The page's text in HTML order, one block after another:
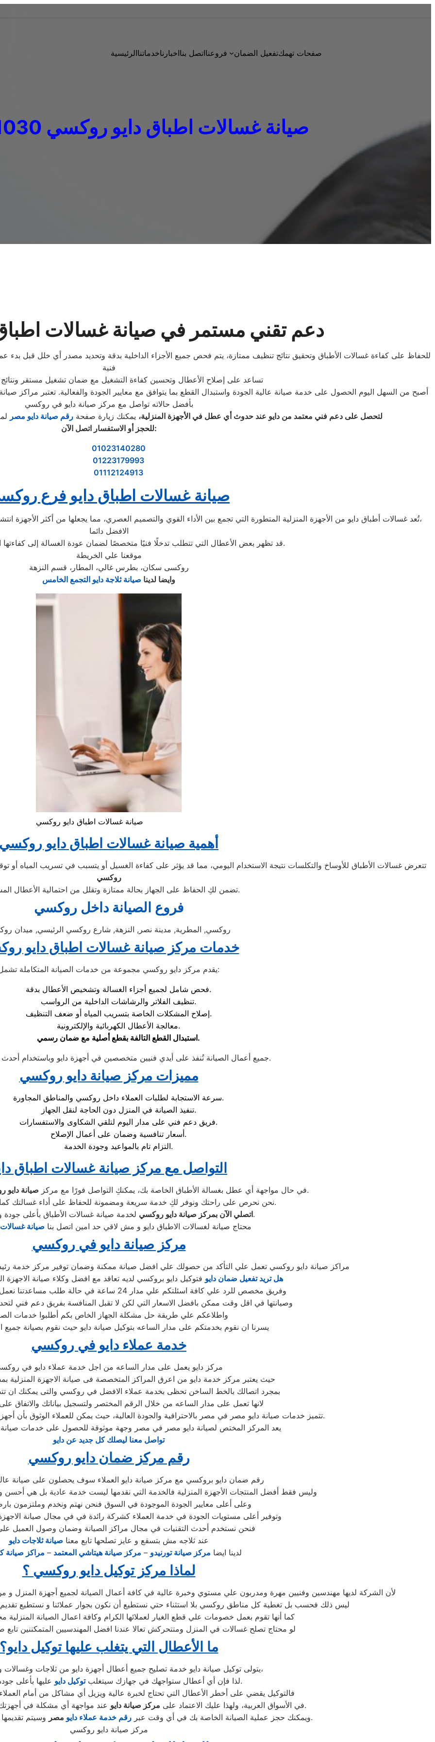
الرئيسيةخدماتنااخبارنااتصل بنافروعنا تفعيل الضمانصفحات تهمك
صيانة غسالات اطباق دايو روكسي 01220261030
دعم تقني مستمر في صيانة غسالات
للحفاظ على كفاءة غسالات الأطباق وتحقيق نتائج تنظيف ممتازة، يتم فحص جميع الأجزاء الداخلية بدقة وتحديد مصدر أي خلل قبل بدء
فنية
تساعد على إصلاح الأعطال وتحسين كفاءة التشغيل مع ضمان تشغيل مستقر ونتائج
أصبح من السهل اليوم الحصول على خدمة صيانة عالية الجودة واستبدال القطع بما يتوافق مع معايير الجودة والفعالية. تعتبر مراكز
بأفضل حالاته تواصل مع مركز صيانة دايو في روكسي
لتحصل على دعم فني معتمد من دايو عند حدوث أي عطل في الأجهزة المنزلية، يمكنك زيارة صفحة رقم صيانة دايو مصر
للحجز أو الاستفسار اتصل الآن:
01023140280
01223179993
01112124913
صيانة غسالات اطباق دايو فرع
تُعد غسالات أطباق دايو من الأجهزة المنزلية المتطورة التي تجمع بين الأداء القوي والتصميم العصري، مما يجعلها من أكثر الأجهزة انتشارًا داخل المنازل في روكسي. ومع مرور الوقت وكثرة الاستخدام،
الافضل دائما
قد تظهر بعض الأعطال التي تتطلب تدخلًا فنيًا متخصصًا لضمان عودة الغسالة إلى كفاءتها الأصلية بسرعة وأمان.
موقعنا علي الخريطة
روكسى سكان، بطرس غالي، المطار، قسم النزهة
وايضا لدينا صيانة ثلاجة دايو التجمع الخامس
صيانة غسالات اطباق دايو روكسي
أهمية صيانة غسالات اطباق دايو
تتعرض غسالات الأطباق للأوساخ والتكلسات نتيجة الاستخدام اليومي، مما قد يؤثر على كفاءة الغسيل أو يتسبب في تسريب المياه أو
روكسي
تضمن لكِ الحفاظ على الجهاز بحالة ممتازة وتقلل من احتمالية الأعطال المستقبلية.
فروع الصيانة داخل روكسي
روكسي, المطرية, مدينة نصر, النزهة, شارع روكسي الرئيسي, ميدان
خدمات مركز صيانة غسالات اطباق دايو
يقدم مركز دايو روكسي مجموعة من خدمات الصيانة المتكاملة تشمل:
فحص شامل لجميع أجزاء الغسالة وتشخيص الأعطال بدقة.
تنظيف الفلاتر والرشاشات الداخلية من الرواسب.
إصلاح المشكلات الخاصة بتسريب المياه أو ضعف التنظيف.
معالجة الأعطال الكهربائية والإلكترونية.
استبدال القطع التالفة بقطع أصلية مع ضمان رسمي.
جميع أعمال الصيانة تُنفذ على أيدي فنيين متخصصين في أجهزة دايو وباستخدام أحدث الأجهزة والأدوات.
مميزات مركز صيانة دايو روكسي
سرعة الاستجابة لطلبات العملاء داخل روكسي والمناطق المجاورة.
تنفيذ الصيانة في المنزل دون الحاجة لنقل الجهاز.
فريق دعم فني على مدار اليوم لتلقي الشكاوى والاستفسارات.
أسعار تنافسية وضمان على أعمال الإصلاح.
التزام تام بالمواعيد وجودة الخدمة.
التواصل مع مركز صيانة غسالات اطباق
في حال مواجهة أي عطل بغسالة الأطباق الخاصة بك، يمكنكِ التواصل فورًا مع مركز صيانة
لطلب الزيارة المنزلية.
نحن نحرص على راحتك ونوفر لكِ خدمة سريعة ومضمونة للحفاظ على أداء غسالتك كما كانت جديدة تمامًا.
اتصلي الآن بمركز صيانة دايو روكسيلخدمة صيانة غسالات الأطباق بأعلى جودة وأسرع وقت.
محتاج صيانة لغسالات الاطباق دايو و مش لاقي حد امين اتصل بنا صيانة غسالات
مركز صيانة دايو في روكسي
مراكز صيانة دايو روكسي تعمل علي التأكد من حصولك علي افضل صيانة ممكنة وضمان توفير مركز خدمة
هل تريد تفعيل ضمان دايو فتوكيل دايو بروكسي لديه تعاقد مع افضل وكلاء صيانة الاجهزة
وفريق مخصص للرد علي كافة اسئلتكم علي مدار 24 ساعة في حالة طلب مساعدتنا نعمل علي توصيل اجهزتكم
وصيانتها في اقل وقت ممكن بافضل الاسعار التي لكن لا تقبل المنافسة بفريق دعم فني
واطلاعكم علي طريقة حل مشكلة الجهاز الخاص بكم أطلبوا خدمات
يسرنا ان نقوم بخدمتكم على مدار الساعه بتوكيل صيانة دايو حيث نقوم بصيانة جميع
خدمة عملاء دايو في روكسي
مركز دايو يعمل على مدار الساعه من اجل خدمة عملاء دايو في
حيث يعتبر مركز خدمة دايو من اعرق المراكز المتخصصة فى صيانة الاجهزة المنزلية
بمجرد اتصالك بالخط الساخن تحظى بخدمة عملاء الافضل في روكسي والتى يمكنك ان
لانها تعمل على مدار الساعه من خلال الرقم المختصر ولتسجيل بياناتك والاتفاق
تتميز خدمات صيانة دايو مصر في مصر بالاحترافية والجودة العالية، حيث يمكن للعملاء الوثوق بأن أجهزتهم في أيدي ذوي الخبرة والكفاءة.
يعد المركز المختص لصيانة دايو مصر في مصر وجهة موثوقة للحصول على خدمات صيانة
تواصل معنا ليصلك كل جديد عن دايو
رقم مركز ضمان دايو روكسي
رقم ضمان دايو بروكسي مع مركز صيانة دايو العملاء سوف يحصلون على صيانة
وليس فقط أفضل المنتجات الأجهزة المنزلية فالخدمة التي نقدمها ليست خدمة عادية بل هي
وعلى أعلى معايير الجودة الموجودة في السوق فنحن نهتم ونخدم وملتزمون
وتوفير أعلى مستويات الجودة في خدمة العملاء كشركة رائدة في في مجال صيانة
فنحن نستخدم أحدث التقنيات في مجال مراكز الصيانة وضمان وصول العميل
عند ثلاجه مش بتسقع و عايز تصلحها تابع معنا صيانة ثلاجات دايو
لدينا ايضا مركز صيانة تورنيدو – مركز صيانة هيتاشي المعتمد – مراكز صيانة
لماذا مركز توكيل دايو روكسي ؟
لأن الشركة لديها مهندسين وفنيين مهرة ومدربون علي مستوي وخبرة عالية في كافة أعمال الصيانة لجميع أجهزة المنزل
ليس ذلك فحسب بل تغطية كل مناطق روكسي بلا استثناء حتي نستطيع أن نكون بجوار عملائنا و نستطيع
كما أنها تقوم بعمل خصومات علي قطع الغيار لعملائها الكرام وكافة اعمال الصيانة المنزلية
لو محتاج تصلح غسالات في المنزل ومتتحركش تعالا عندنا افضل المهندسيين المتمكننين تابع
ما الأعطال التي يتغلب عليها توكيل
يتولى توكيل صيانة دايو خدمة تصليح جميع أعطال أجهزة دايو من ثلاجات وغسالات وديب فريزرات،
لذا فإن أي أعطال ستواجهك في جهازك سيتغلبتوكيل دايو
عليها بأعلى جودة ممكنة.
فالتوكيل يقضي على أخطر الأعطال التي تحتاج لخبرة عالية ويزيل أي مشاكل من أمام
في الأسواق العربية، ولهذا عليك الاعتماد على مركز صيانة دايو
عند مواجهة أي مشكلة في أجهزتك ليقدم لك الصيانة المتكافئة.
ويمكنك حجز عملية الصيانة الخاصة بك في أي وقت عبر رقم خدمة عملاء دايو مصر
وسيتم تقديمها لك في غضون 24 ساعة فقط.
مركز صيانة دايو روكسي